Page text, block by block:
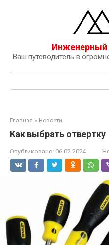
Инженерный
Ваш путеводитель в
Поиск:
Главная » Новости
Как выбрать отвертку
Опубликовано: 06.02.2024